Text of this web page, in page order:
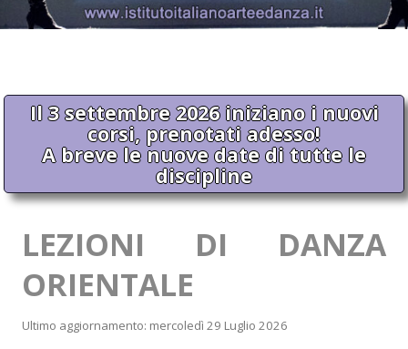
Il 3 settembre 2026 iniziano i nuovi
corsi, prenotati adesso!
A breve le nuove date di tutte le
discipline
LEZIONI DI DANZA
ORIENTALE
Ultimo aggiornamento: mercoledì 29 Luglio 2026